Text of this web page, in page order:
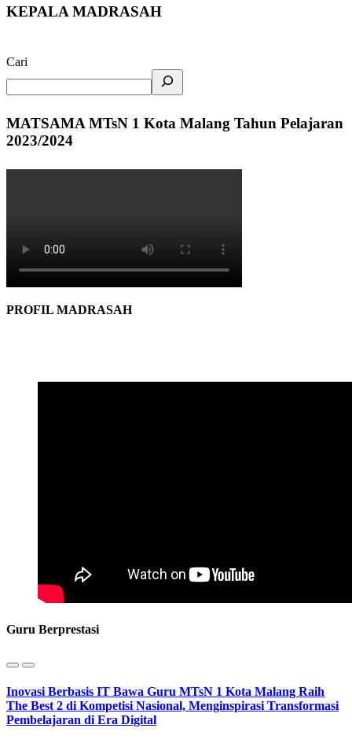
KEPALA MADRASAH
Cari
MATSAMA MTsN 1 Kota Malang Tahun Pelajaran
2023/2024
PROFIL MADRASAH
Guru Berprestasi
Inovasi Berbasis IT Bawa Guru MTsN 1 Kota Malang Raih
The Best 2 di Kompetisi Nasional, Menginspirasi Transformasi
Pembelajaran di Era Digital